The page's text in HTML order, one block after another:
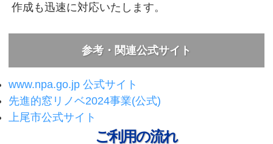
作成も迅速に対応いたします。
参考・関連公式サイト
www.npa.go.jp 公式サイト
先進的窓リノベ2024事業(公式)
上尾市公式サイト
ご利用の流れ